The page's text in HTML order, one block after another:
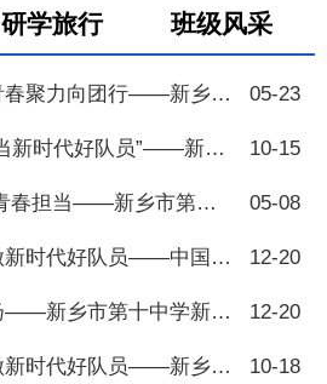
研学旅行 班级风采
乡市第十中学举行2026年离队入团仪式 05-23
第十中学举行2025年七年级少先队建队仪式 10-15
市第十中学2025年离队入团仪式 05-08
年先锋队新乡市第十中学第五次代表大会 12-20
十中学新团员入团仪式圆满举行 12-20
第十中学举行2024年七年级少先队建队仪式 10-18